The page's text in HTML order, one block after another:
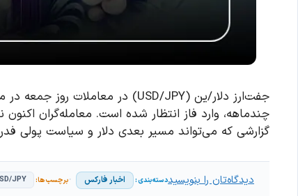
گزارشی که می‌تواند مسیر بعدی دلار و سیاست پولی
اخبار فارکس JPY دیدگاه‌تان را بنویسید